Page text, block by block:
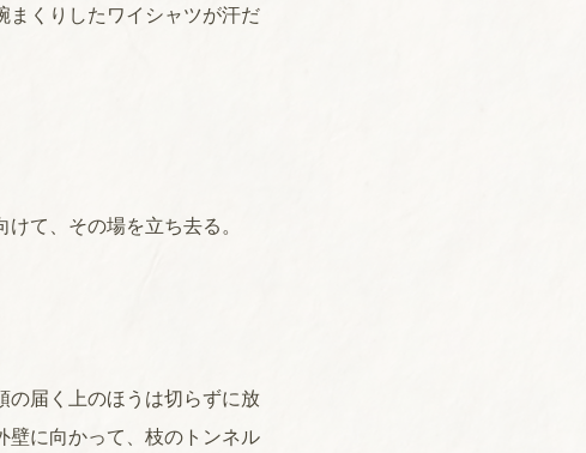
くりしたワイシャツが汗だ
て、その場を立ち去る。
届く上のほうは切らずに放
壁に向かって、枝のトンネル